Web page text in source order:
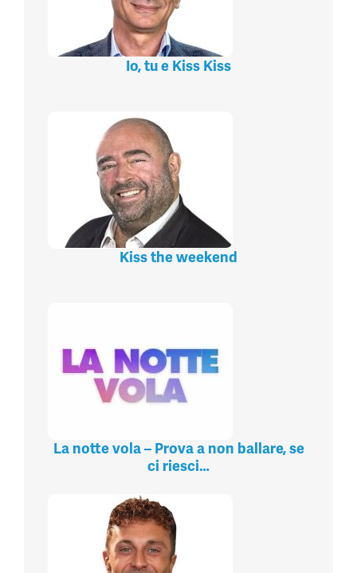
Io, tu e Kiss Kiss
Kiss the weekend
La notte vola – Prova a non ballare, se
ci riesci…